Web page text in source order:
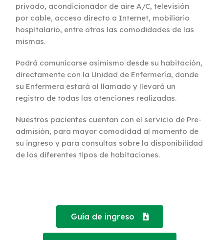
privado, acondicionador de aire A/C, televisión
por cable, acceso directo a Internet, mobiliario
hospitalario, entre otras las comodidades de las
mismas.
Podrá comunicarse asimismo desde su habitación,
directamente con la Unidad de Enfermería, donde
su Enfermera estará al llamado y llevará un
registro de todas las atenciones realizadas.
Nuestros pacientes cuentan con el servicio de Pre-
admisión, para mayor comodidad al momento de
su ingreso y para consultas sobre la disponibilidad
de los diferentes tipos de habitaciones.
Guía de ingreso